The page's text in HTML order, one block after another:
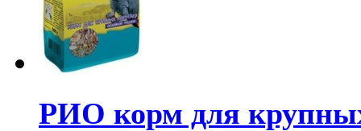
РИО корм для